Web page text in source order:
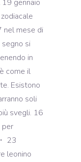
19 gennaio
nel mese di
si
in
come il
Esistono
soli
svegli. 16
23
leonino